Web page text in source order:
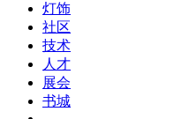
灯饰
社区
技术
人才
展会
书城